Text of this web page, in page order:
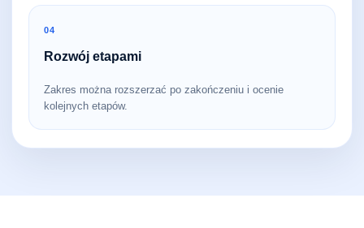
04
Rozwój etapami
Zakres można rozszerzać po zakończeniu i ocenie
kolejnych etapów.